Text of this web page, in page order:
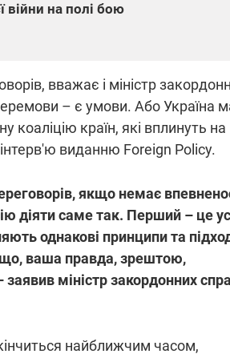
війни на полі бою
вважає і міністр
– є умови. Або Україна
коаліцію країн, які вплинуть на
виданню Foreign Policy.
якщо немає
діяти саме так. Перший – це
однакові принципи та
що, ваша правда, зрештою,
заявив міністр закордонних
найближчим часом,